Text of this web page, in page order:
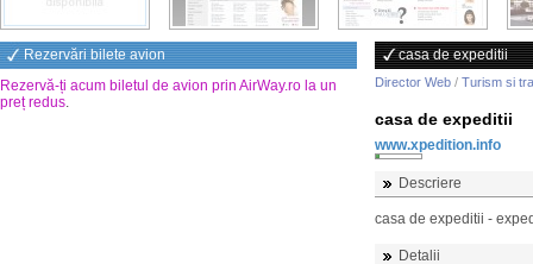
Rezervări bilete avion
Rezervă-ți acum biletul de avion prin AirWay.ro la un
preț redus.
casa de expeditii
Director Web / Turism si
casa de expeditii
www.xpedition.info
Descriere
casa de expeditii -
Detalii